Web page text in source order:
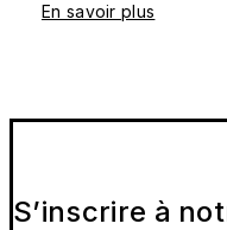
En savoir plus
S’inscrire à